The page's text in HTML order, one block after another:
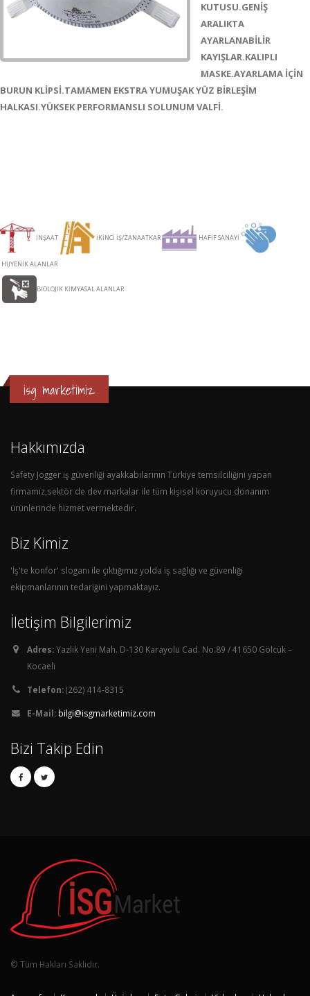
KUTUSU.GENİŞ
ARALIKTA
AYARLANABİLİR
KAYIŞLAR.KALIPLI
MASKE.AYARLAMA İÇİN
BURUN KLİPSİ.TAMAMEN EKSTRA YUMUŞAK YÜZ BİRLEŞİM
HALKASI.YÜKSEK PERFORMANSLI SOLUNUM VALFİ.
İNŞAAT İKİNCİ İŞ/ZANAATKAR HAFİF SANAYİ
HİJYENİK ALANLAR
BİOLOJİK KİMYASAL ALANLAR
isg marketimiz
Hakkımızda
Safety Jogger iş güvenliği ayakkabılarının Türkiye temsilciliğini yapan
firmamız,sektör de dev markalar ile tüm kişisel koruyucu donanım
ürünlerinde hizmet vermektedir.
Biz Kimiz
'İş'te konfor' sloganı ile çıktığımız yolda iş sağlığı ve güvenliği
ekipmanlarının tedariğini yapmaktayız.
İletişim Bilgilerimiz
Adres:Yazlık Yeni Mah. D-130 Karayolu Cad. No.89 / 41650 Gölcük –
Kocaeli
Telefon:(262) 414-8315
E-Mail: bilgi@isgmarketimiz.com
Bizi Takip Edin
© Tüm Hakları Saklıdır.